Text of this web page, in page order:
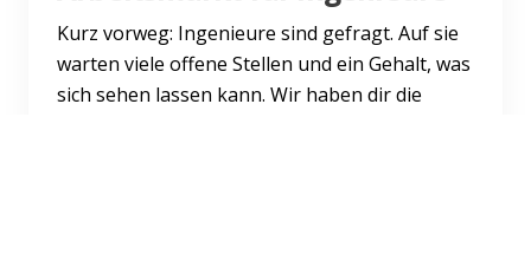
Kurz vorweg: Ingenieure sind gefragt. Auf sie
warten viele offene Stellen und ein Gehalt, was
sich sehen lassen kann. Wir haben dir die